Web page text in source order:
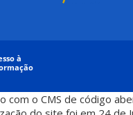
com o CMS de código